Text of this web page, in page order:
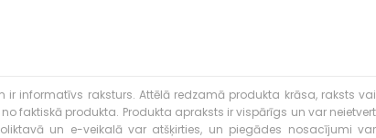
ir informatīvs raksturs. Attēlā redzamā produkta krāsa, raksts vai
faktiskā produkta. Produkta apraksts ir vispārīgs un var neietvert
un e-veikalā var atšķirties, un piegādes nosacījumi var